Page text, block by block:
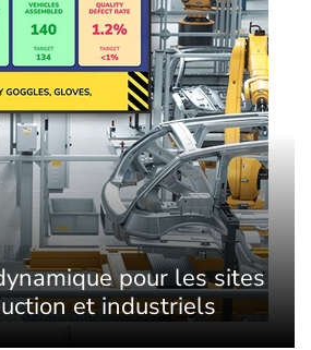
pour les sites
et industriels
4